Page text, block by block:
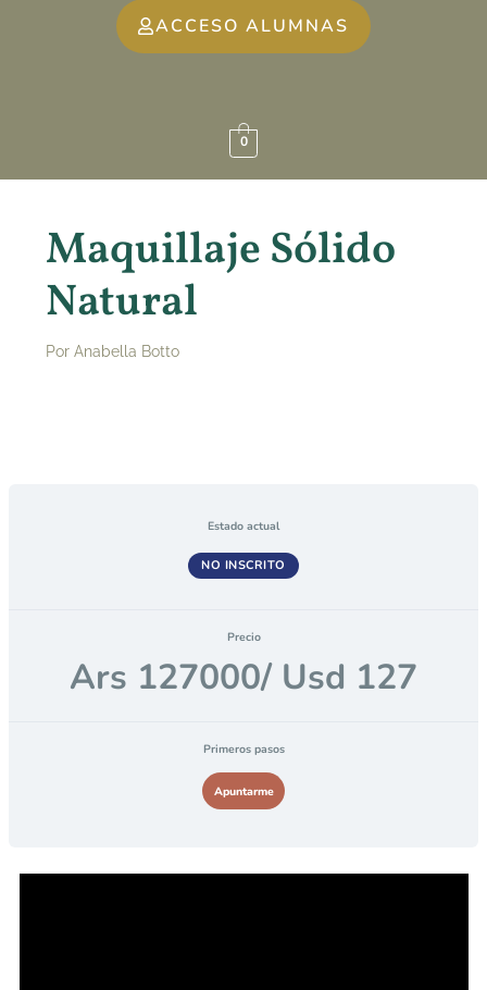
ACCESO ALUMNAS
0
Maquillaje Sólido
Natural
Por Anabella Botto
Estado actual
NO INSCRITO
Precio
Ars 127000/ Usd 127
Primeros pasos
Apuntarme